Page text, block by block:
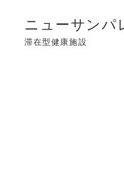
ニューサンパ
滞在型健康施設